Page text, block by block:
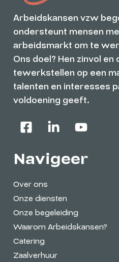
Arbeidskansen vzw
ondersteunt mensen
arbeidsmarkt om te
Ons doel? Hen zinvol en
tewerkstellen op een
talenten en interesses
voldoening geeft.
Navigeer
Over ons
Onze diensten
Onze begeleiding
Waarom Arbeidskansen?
Catering
Zaalverhuur